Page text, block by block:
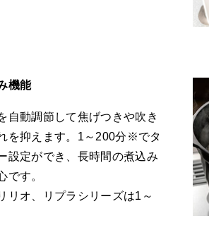
機能
自動調節して焦げつきや吹き
を抑えます。1～200分※でタ
設定ができ、長時間の煮込み
です。
リオ、リプラシリーズは1～